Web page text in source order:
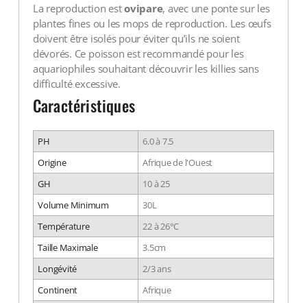
La reproduction estovipare, avec une ponte sur les
plantes fines ou les mops de reproduction. Les œufs
doivent être isolés pour éviter qu’ils ne soient
dévorés. Ce poisson est recommandé pour les
aquariophiles souhaitant découvrir les killies sans
difficulté excessive.
Caractéristiques
PH
6.0 à 7.5
Origine
Afrique de l'Ouest
GH
10 à 25
Volume Minimum
30L
Température
22 à 26°C
Taille Maximale
3.5cm
Longévité
2/3 ans
Continent
Afrique